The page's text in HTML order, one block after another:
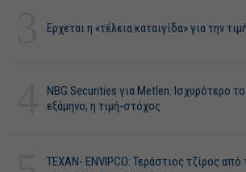
Ερχεται η «τέλεια καταιγίδα» για την
NBG Securities για Metlen: Ισχυρότερο
εξάμηνο, η τιμή-στόχος
ΤΕΧΑΝ- ENVIPCO: Τεράστιος τζίρος από